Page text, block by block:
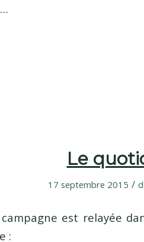
Le
17 septembre 2015 /
est relayée
: